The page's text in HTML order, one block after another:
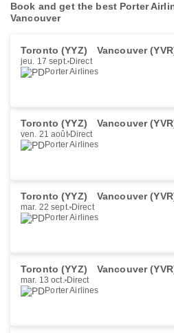
Book and get the best Porter
Vancouver
Toronto (YYZ) Vancouver
jeu. 17 sept. Direct
Porter Airlines
Toronto (YYZ) Vancouver
ven. 21 août Direct
Porter Airlines
Toronto (YYZ) Vancouver
mar. 22 sept. Direct
Porter Airlines
Toronto (YYZ) Vancouver
mar. 13 oct. Direct
Porter Airlines